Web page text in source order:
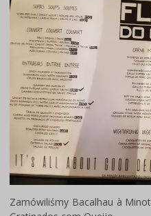
Zamówiliśmy Bacalhau à